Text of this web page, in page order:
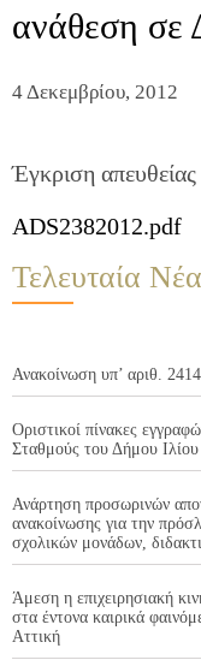
ανάθεση
4 Δεκεμβρίου, 2012
Έγκριση
ADS2382012.pdf
Τελευταία Νέα
Ανακοίνωση υπ’ αριθ.
Οριστικοί πίνακες
Σταθμούς του Δήμου
Ανάρτηση προσωρινών
ανακοίνωσης για την
σχολικών μονάδων,
Άμεση η επιχειρησιακή
στα έντονα καιρικά
Αττική